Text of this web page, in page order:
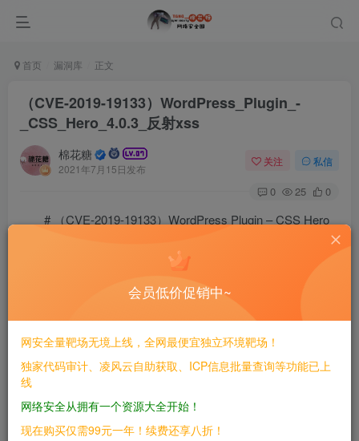
首页 漏洞库 正文
（CVE-2019-19133）WordPress_Plugin_-
_CSS_Hero_4.0.3_反射xss
棉花糖
2021年7月15日发布
关注 私信
0 25 0
# （CVE-2019-19133）WordPress Plugin – CSS Hero
===================
一、漏洞简介
————
————
会员低价促销中~
网安全量靶场无境上线，全网最便宜独立环境靶场！
独家代码审计、凌风云自助获取、ICP信息批量查询等功能已上
线
网络安全从拥有一个资源大全开始！
现在购买仅需99元一年！续费还享八折！